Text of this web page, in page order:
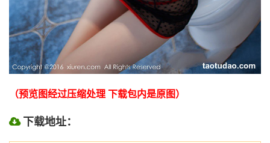
（预览图经过压缩处理 下载包内是原图）
下载地址：